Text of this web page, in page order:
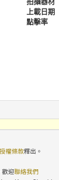
上載日期
點擊率
權條款釋出。
歡迎聯絡我們